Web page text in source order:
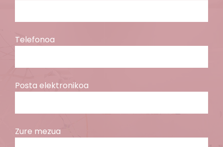
Telefonoa
Posta elektronikoa
Zure mezua